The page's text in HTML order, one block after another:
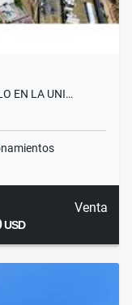
EN LA UNI…
Venta
USD